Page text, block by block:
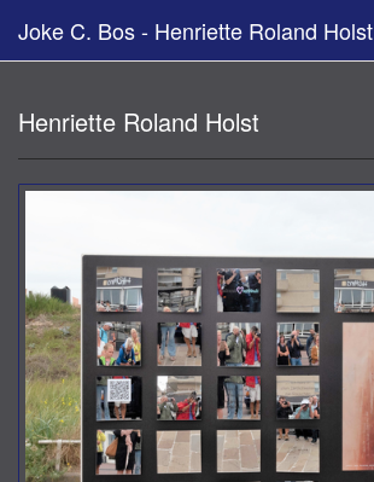
Joke C. Bos - Henriette Roland Holst
Henriette Roland Holst